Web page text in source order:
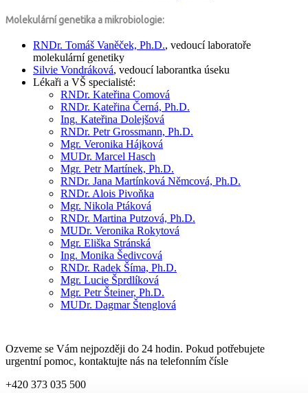
Molekulární genetika a mikrobiologie:
RNDr. Tomáš Vaněček, Ph.D., vedoucí laboratoře
molekulární genetiky
Silvie Vondráková, vedoucí laborantka úseku
Lékaři a VŠ specialisté:
RNDr. Kateřina Comová
RNDr. Kateřina Černá, Ph.D.
Ing. Kateřina Dolejšová
RNDr. Petr Grossmann, Ph.D.
Mgr. Veronika Hájková
MUDr. Marcel Hasch
Mgr. Petr Martínek, Ph.D.
RNDr. Jana Martínková Němcová, Ph.D.
RNDr. Alois Pivoňka
Mgr. Nikola Ptáková
RNDr. Martina Putzová, Ph.D.
MUDr. Veronika Rokytová
Mgr. Eliška Stránská
Ing. Monika Šedivcová
RNDr. Radek Šíma, Ph.D.
Mgr. Lucie Šprdlíková
Mgr. Petr Šteiner, Ph.D.
MUDr. Dagmar Štenglová
Ozveme se Vám nejpozději do 24 hodin. Pokud potřebujete
urgentní pomoc, kontaktujte nás na telefonním čísle
+420 373 035 500